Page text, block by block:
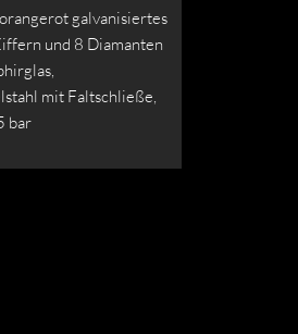
galvanisiertes
und 8 Diamanten
mit Faltschließe,
bar